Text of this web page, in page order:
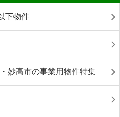
下物件
妙高市の事業用物件特集